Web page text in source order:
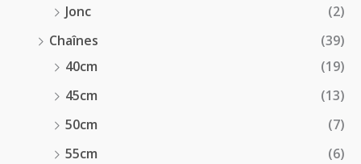
Jonc
(2)
Chaînes
(39)
40cm
(19)
45cm
(13)
50cm
(7)
55cm
(6)